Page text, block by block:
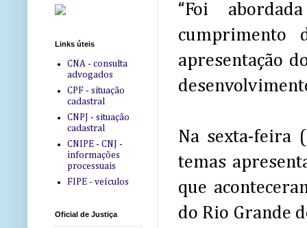
“Foi
cumprimento
apresentação
Na sexta-feira
temas
que
do Rio Grande
Links úteis
CNA - consulta
advogados
CPF - situação
cadastral
CNPJ - situação
cadastral
CNIPE - CNJ -
informações
processuais
FIPE - veículos
Oficial de Justiça